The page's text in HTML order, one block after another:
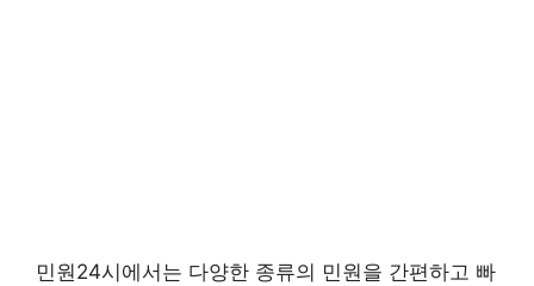
민원24시에서는 다양한 종류의 민원을 간편하고 빠